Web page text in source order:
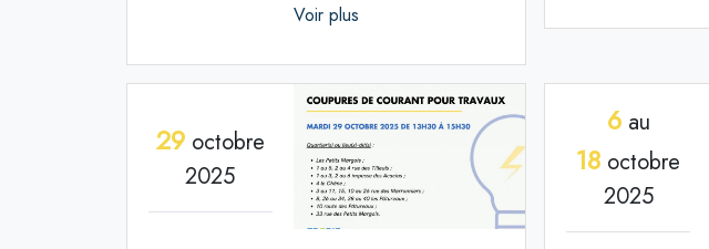
Voir plus
29octobre
2025
6au
18 octobre
2025